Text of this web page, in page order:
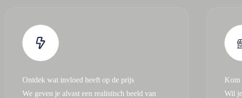
Ontdek wat invloed heeft op de prijs
We geven je alvast een realistisch beeld van
Kom
Wil